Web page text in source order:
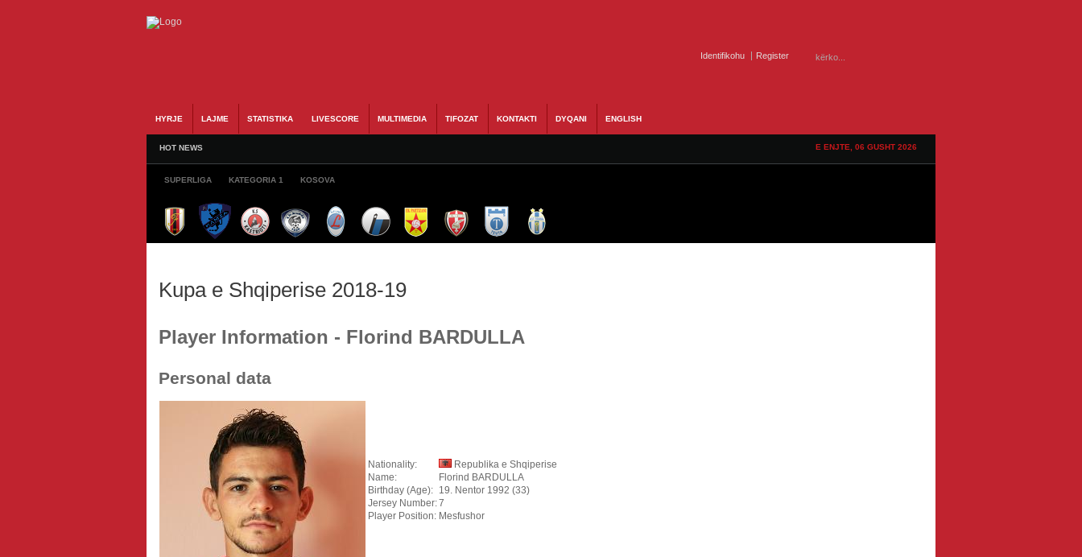
Identifikohu Register
HYRJE LAJME STATISTIKA LIVESCORE MULTIMEDIA TIFOZAT KONTAKTI DYQANI ENGLISH
HOT NEWS E ENJTE, 06 GUSHT 2026
SUPERLIGA KATEGORIA 1 KOSOVA
Kupa e Shqiperise 2018-19
Player Information - Florind BARDULLA
Personal data
Nationality:
Republika e Shqiperise
Name:
Florind BARDULLA
Birthday (Age): 19. Nentor 1992 (33)
Jersey Number:7
Player Position: Mesfushor